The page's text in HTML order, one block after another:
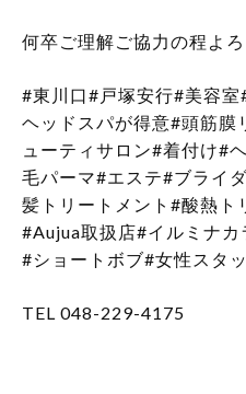
何卒ご理解ご協力の程よ
#東川口#戸塚安行#美容
ヘッドスパが得意#頭筋膜
ューティサロン#着付け#
毛パーマ#エステ#ブライ
髪トリートメント#酸熱ト
#Aujua取扱店#イルミナ
#ショートボブ#女性スタ
TEL 048-229-4175